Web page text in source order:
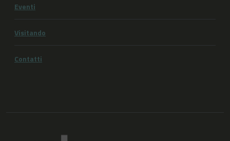
Eventi
Visitando
Contatti